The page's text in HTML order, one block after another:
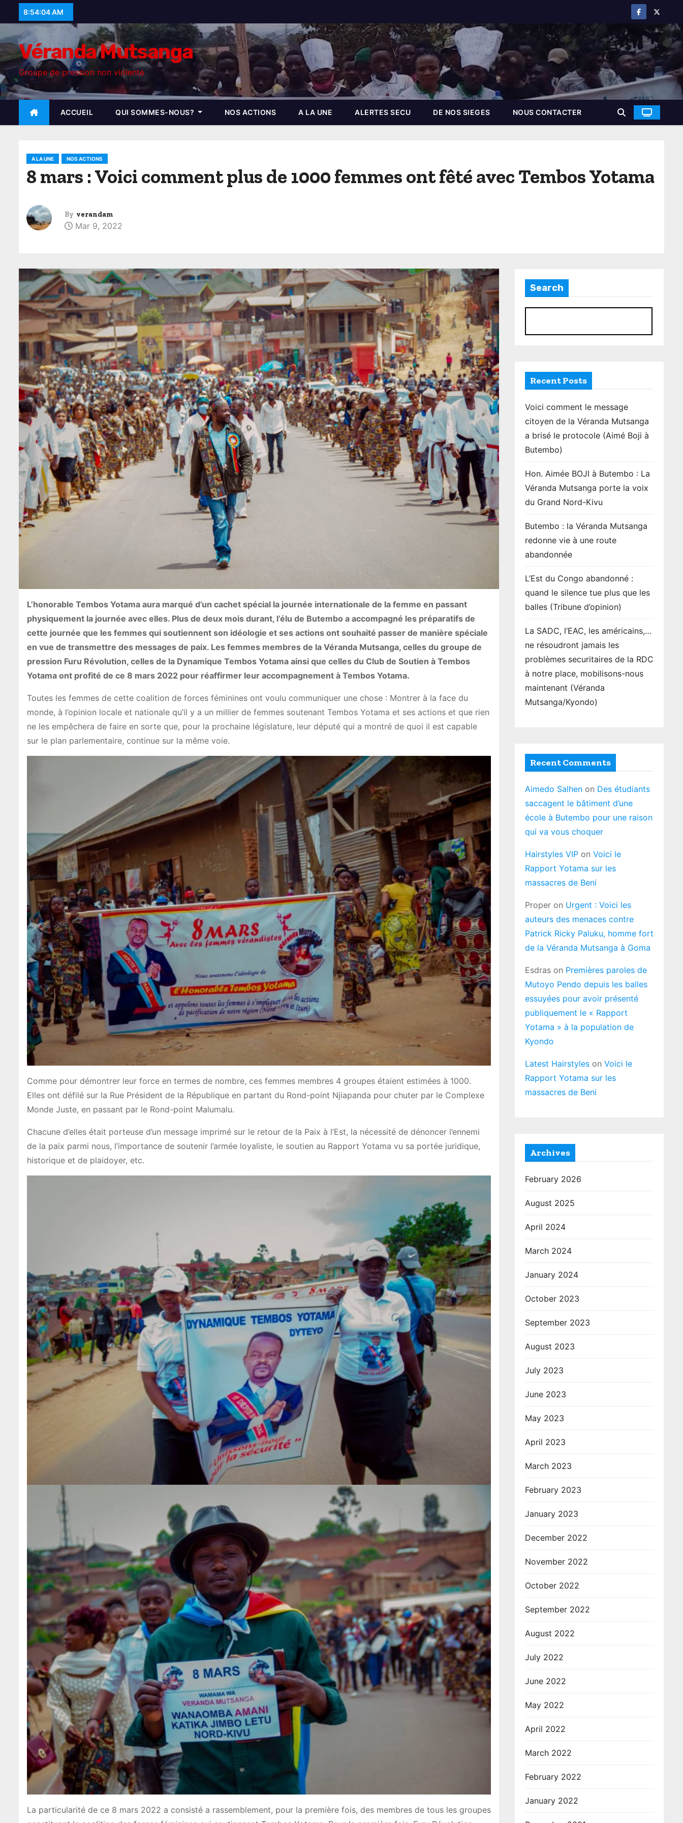
k
p
t
o
c
8:54:06 AM
Véranda Mutsanga
Groupe de pression non violente
ACCUEIL QUI SOMMES-NOUS? NOS ACTIONS A LA UNE ALERTES SECU DE NOS SIEGES NOUS CONTACTER
A LA UNE NOS ACTIONS
8 mars : Voici comment plus de 1000 femmes ont fêté avec Tembos Yotama
By verandam
Mar 9, 2022
L’honorable Tembos Yotama aura marqué d’un cachet spécial la journée internationale de la femme en passant
physiquement la journée avec elles. Plus de deux mois durant, l’élu de Butembo a accompagné les préparatifs de
cette journée que les femmes qui soutiennent son idéologie et ses actions ont souhaité passer de manière spéciale
en vue de transmettre des messages de paix. Les femmes membres de la Véranda Mutsanga, celles du groupe de
pression Furu Révolution, celles de la Dynamique Tembos Yotama ainsi que celles du Club de Soutien à Tembos
Yotama ont profité de ce 8 mars 2022 pour réaffirmer leur accompagnement à Tembos Yotama.
Toutes les femmes de cette coalition de forces féminines ont voulu communiquer une chose : Montrer à la face du
monde, à l’opinion locale et nationale qu’il y a un millier de femmes soutenant Tembos Yotama et ses actions et que rien
ne les empêchera de faire en sorte que, pour la prochaine législature, leur député qui a montré de quoi il est capable
sur le plan parlementaire, continue sur la même voie.
Comme pour démontrer leur force en termes de nombre, ces femmes membres 4 groupes étaient estimées à 1000.
Elles ont défilé sur la Rue Président de la République en partant du Rond-point Njiapanda pour chuter par le Complexe
Monde Juste, en passant par le Rond-point Malumalu.
Chacune d’elles était porteuse d’un message imprimé sur le retour de la Paix à l’Est, la nécessité de dénoncer l’ennemi
de la paix parmi nous, l’importance de soutenir l’armée loyaliste, le soutien au Rapport Yotama vu sa portée juridique,
historique et de plaidoyer, etc.
La particularité de ce 8 mars 2022 a consisté a rassemblement, pour la première fois, des membres de tous les groupes
Search
Recent Posts
Voici comment le message
citoyen de la Véranda Mutsanga
a brisé le protocole (Aimé Boji à
Butembo)
Hon. Aimée BOJI à Butembo : La
Véranda Mutsanga porte la voix
du Grand Nord-Kivu
Butembo : la Véranda Mutsanga
redonne vie à une route
abandonnée
L’Est du Congo abandonné :
quand le silence tue plus que les
balles (Tribune d’opinion)
La SADC, l’EAC, les américains,…
ne résoudront jamais les
problèmes securitaires de la RDC
à notre place, mobilisons-nous
maintenant (Véranda
Mutsanga/Kyondo)
Recent Comments
Aimedo Salhen on Des étudiants
saccagent le bâtiment d’une
école à Butembo pour une raison
qui va vous choquer
Hairstyles VIP on Voici le
Rapport Yotama sur les
massacres de Beni
Proper on Urgent : Voici les
auteurs des menaces contre
Patrick Ricky Paluku, homme fort
de la Véranda Mutsanga à Goma
Esdras on Premières paroles de
Mutoyo Pendo depuis les balles
essuyées pour avoir présenté
publiquement le « Rapport
Yotama » à la population de
Kyondo
Latest Hairstyles on Voici le
Rapport Yotama sur les
massacres de Beni
Archives
February 2026
August 2025
April 2024
March 2024
January 2024
October 2023
September 2023
August 2023
July 2023
June 2023
May 2023
April 2023
March 2023
February 2023
January 2023
December 2022
November 2022
October 2022
September 2022
August 2022
July 2022
June 2022
May 2022
April 2022
March 2022
February 2022
January 2022